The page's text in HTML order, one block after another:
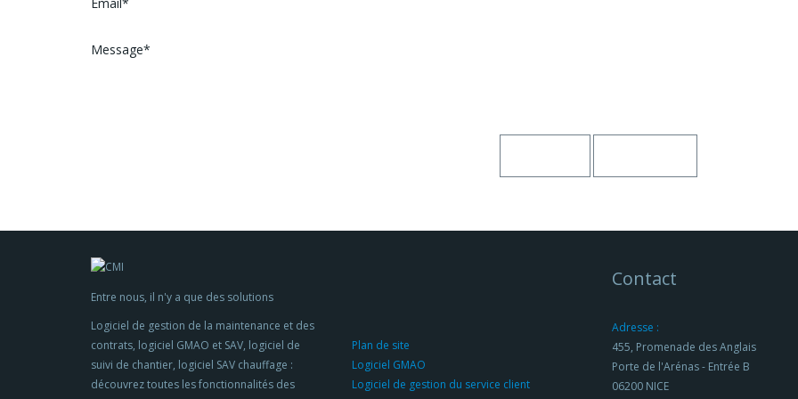
Entre nous, il n'y a que des solutions
Logiciel de gestion de la maintenance et des
contrats, logiciel GMAO et SAV, logiciel de
suivi de chantier, logiciel SAV chauffage :
découvrez toutes les fonctionnalités des
Plan de site
Logiciel GMAO
Logiciel de gestion du service client
Contact
Adresse :
455, Promenade des Anglais
Porte de l'Arénas - Entrée B
06200 NICE